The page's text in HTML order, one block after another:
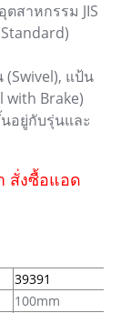
สาหกรรม JIS
แป้น
with Brake)
อยู่กับรุ่นและ
สั่งซื้อแอด
39391
100mm